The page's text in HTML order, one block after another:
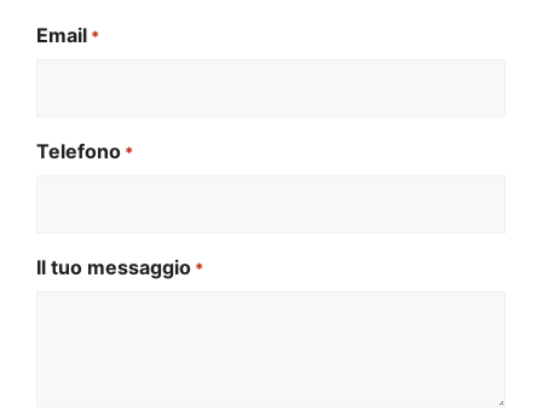
Email *
Telefono *
Il tuo messaggio *